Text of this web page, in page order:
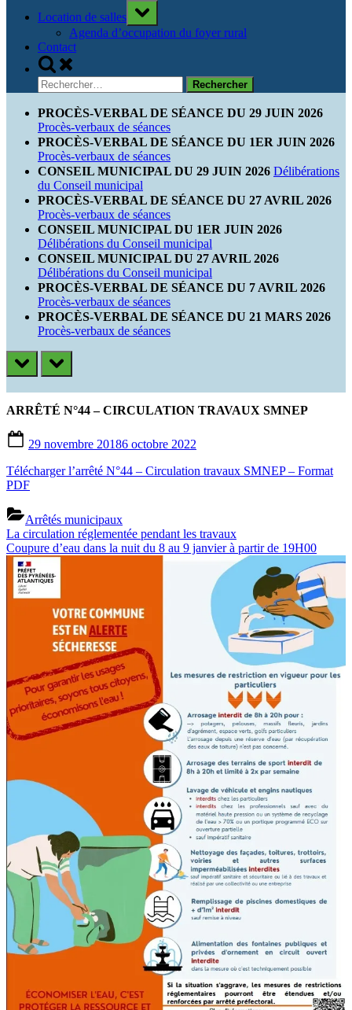
Location de salles
Toggle
sub-
menu
Agenda d’occupation du foyer rural
Contact
Toggle
search
form
Rechercher :
PROCÈS-VERBAL DE SÉANCE DU 29 JUIN 2026
Procès-verbaux de séances
PROCÈS-VERBAL DE SÉANCE DU 1ER JUIN 2026
Procès-verbaux de séances
CONSEIL MUNICIPAL DU 29 JUIN 2026 Délibérations
du Conseil municipal
PROCÈS-VERBAL DE SÉANCE DU 27 AVRIL 2026
Procès-verbaux de séances
CONSEIL MUNICIPAL DU 1ER JUIN 2026
Délibérations du Conseil municipal
CONSEIL MUNICIPAL DU 27 AVRIL 2026
Délibérations du Conseil municipal
PROCÈS-VERBAL DE SÉANCE DU 7 AVRIL 2026
Procès-verbaux de séances
PROCÈS-VERBAL DE SÉANCE DU 21 MARS 2026
Procès-verbaux de séances
prev next
ARRÊTÉ N°44 – CIRCULATION TRAVAUX SMNEP
on
29 novembre 20186 octobre 2022
Télécharger l’arrêté N°44 – Circulation travaux SMNEP – Format
PDF
Arrêtés municipaux
Navigation
de
l’article
Previous
Post:
La circulation réglementée pendant les travaux
Next
Post:
Coupure d’eau dans la nuit du 8 au 9 janvier à partir de 19H00